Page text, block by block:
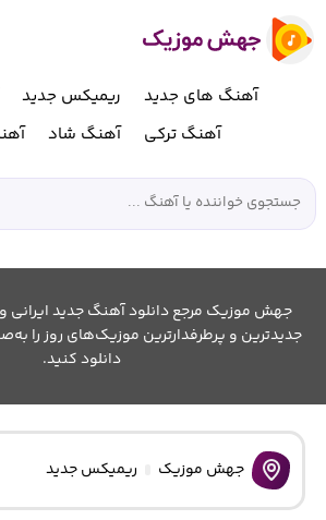
آهنگ های جدید ریمیکس جدید
آهنگ ترکی
آهنگ شاد
جهش موزیک مرجع دانلود آهنگ جدید ایرانی و
جدیدترین و پرطرفدارترین موزیک‌های روز را
دانلود کنید.
جهش موزیک ریمیکس جدید